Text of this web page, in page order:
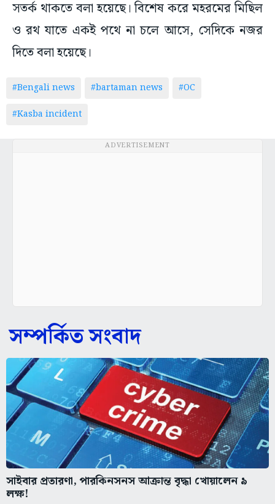
সতর্ক থাকতে বলা হয়েছে। বিশেষ করে মহরমের মিছিল
ও রথ যাতে একই পথে না চলে আসে, সেদিকে নজর
দিতে বলা হয়েছে।
#Bengali news #bartaman news
#OC
#Kasba incident
ADVERTISEMENT
সম্পর্কিত সংবাদ
সাইবার প্রতারণা, পারকিনসনস আক্রান্ত বৃদ্ধা খোয়ালেন ৯
লক্ষ!